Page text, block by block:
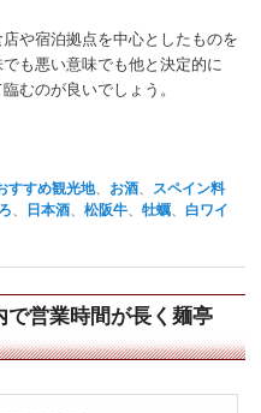
や宿泊拠点を中心としたものを
も悪い意味でも他と決定的に
むのが良いでしょう。
すすめ観光地、 お酒
スペイン料
日本酒 、松阪牛 、牡蠣
白ワイ
で営業時間が長く麺亭